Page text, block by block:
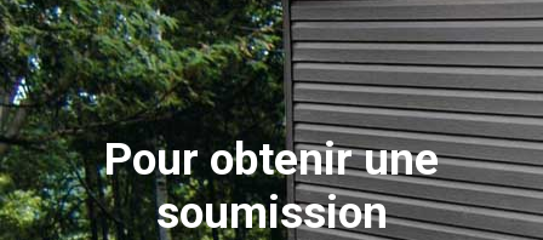
Pour obtenir une
soumission